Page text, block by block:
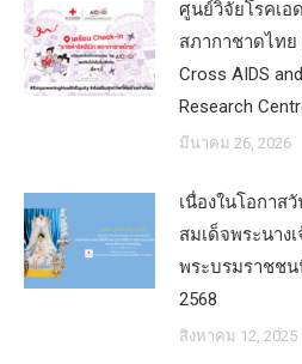
ศูนย์วิจัยโรคเอ
สภากาชาดไทย
Cross AIDS
Research
มีนาคม 26, 2026
เนื่องในโอกาส
สมเด็จพระนาง
พระบรมราชช
2568
สิงหาคม 12, 2025